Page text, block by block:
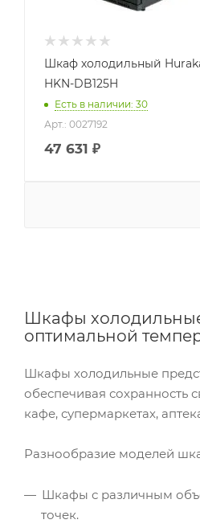
Шкаф холодильный
HKN-DB125H
Есть в наличии: 30
Арт.: 0027192
47 631 ₽
Шкафы
оптимальной
Шкафы холодильные
обеспечивая сохранность
кафе, супермаркетах,
Разнообразие моделей
Шкафы с различным
точек.